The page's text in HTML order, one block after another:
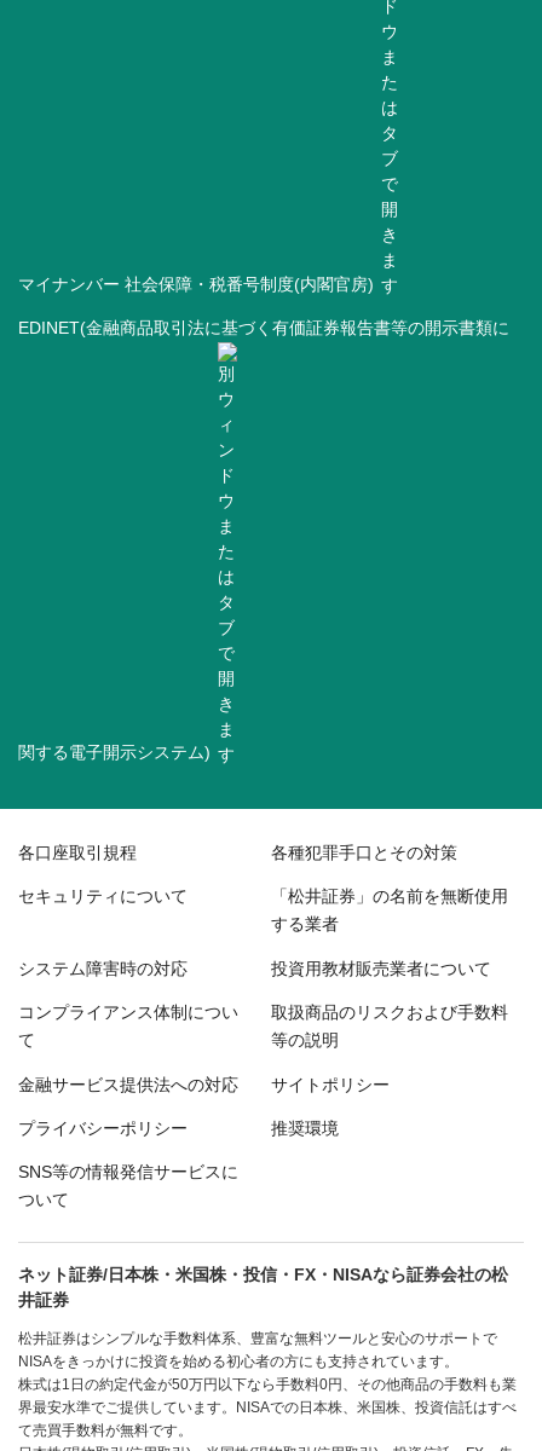
マイナンバー 社会保障・税番号制度(内閣官房)
EDINET(金融商品取引法に基づく有価証券報告書等の開示書類に
関する電子開示システム)
各口座取引規程 各種犯罪手口とその対策
セキュリティについて 「松井証券」の名前を無断使用
する業者
システム障害時の対応 投資用教材販売業者について
コンプライアンス体制につい
て
取扱商品のリスクおよび手数料
等の説明
金融サービス提供法への対応 サイトポリシー
プライバシーポリシー 推奨環境
SNS等の情報発信サービスに
ついて
ネット証券/日本株・米国株・投信・FX・NISAなら証券会社の松
井証券
松井証券はシンプルな手数料体系、豊富な無料ツールと安心のサポートで
NISAをきっかけに投資を始める初心者の方にも支持されています。
株式は1日の約定代金が50万円以下なら手数料0円、その他商品の手数料も業
界最安水準でご提供しています。NISAでの日本株、米国株、投資信託はすべ
て売買手数料が無料です。